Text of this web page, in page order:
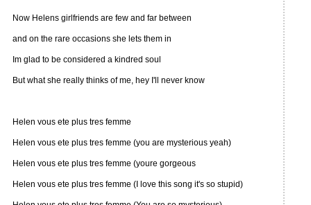
Now Helens girlfriends are few and far between
and on the rare occasions she lets them in
Im glad to be considered a kindred soul
But what she really thinks of me, hey I'll never know
Helen vous ete plus tres femme
Helen vous ete plus tres femme (you are mysterious yeah)
Helen vous ete plus tres femme (youre gorgeous
Helen vous ete plus tres femme (I love this song it's so stupid)